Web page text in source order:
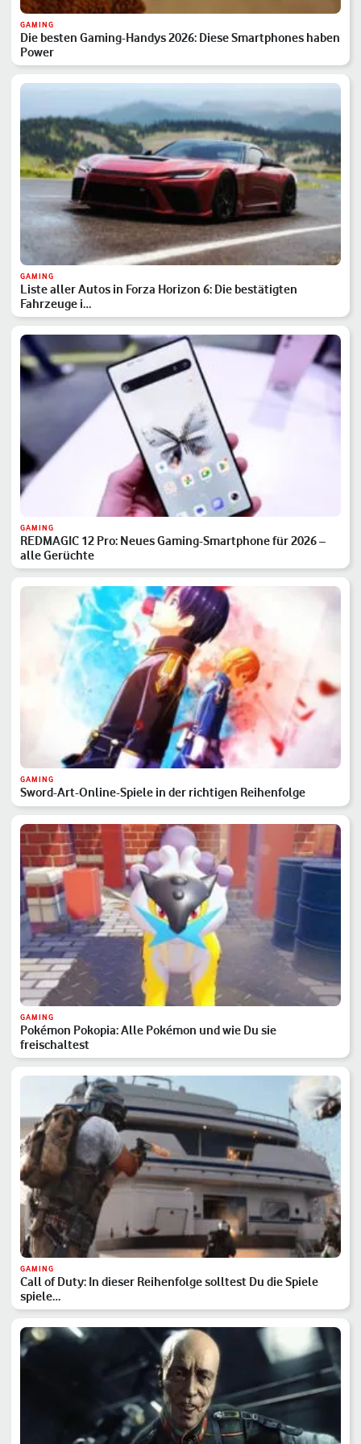
GAMING
Die besten Gaming-Handys 2026: Diese Smartphones haben
Power
GAMING
Liste aller Autos in Forza Horizon 6: Die bestätigten
Fahrzeuge i…
GAMING
REDMAGIC 12 Pro: Neues Gaming-Smartphone für 2026 –
alle Gerüchte
GAMING
Sword-Art-Online-Spiele in der richtigen Reihenfolge
GAMING
Pokémon Pokopia: Alle Pokémon und wie Du sie
freischaltest
GAMING
Call of Duty: In dieser Reihenfolge solltest Du die Spiele
spiele…